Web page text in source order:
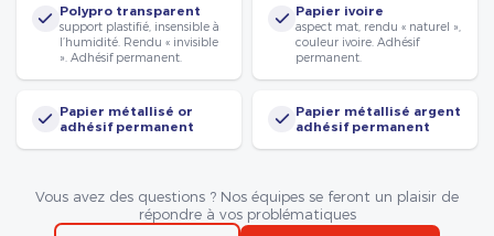
Polypro transparent
support plastifié, insensible à
l’humidité. Rendu « invisible
». Adhésif permanent.
Papier ivoire
aspect mat, rendu « naturel »,
couleur ivoire. Adhésif
permanent.
Papier métallisé or
adhésif permanent
Papier métallisé argent
adhésif permanent
Vous avez des questions ? Nos équipes se feront un plaisir de
répondre à vos problématiques